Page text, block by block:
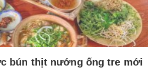
bún thịt nướng ống tre mới